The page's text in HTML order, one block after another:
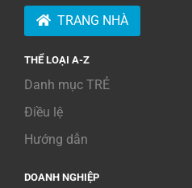
TRANG NHÀ
THỂ LOẠI A-Z
Danh mục TRẺ
Điều lệ
Hướng dẫn
DOANH NGHIỆP